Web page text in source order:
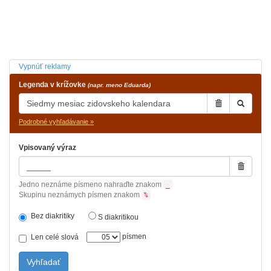
Vypnúť reklamy
Legenda v krížovke (napr. meno Eduarda)
Podrobné vyhľadávanie »
Vpisovaný výraz
Jedno neznáme písmeno nahraďte znakom
Skupinu neznámych písmen znakom %
Bez diakritiky S diakritikou
Len celé slová písmen
Vyhľadať